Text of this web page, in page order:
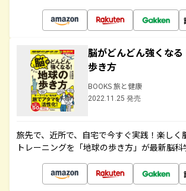
脳がどんどん強くな
歩き方
BOOKS 旅と健康
2022.11.25 発売
旅先で、近所で、自宅で今すぐ実践！楽しく
トレーニングを「地球の歩き方」が最新脳